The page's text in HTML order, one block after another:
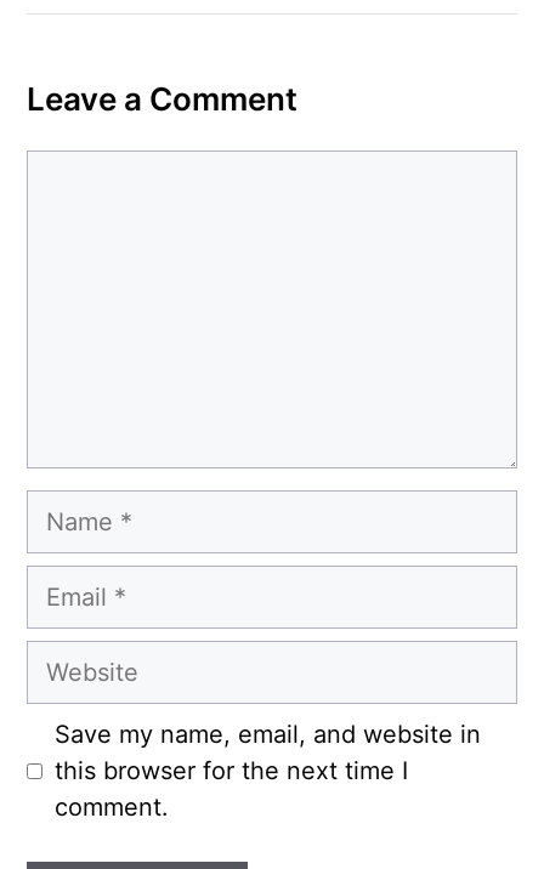
Leave a Comment
Name
Email
Website
Save my name, email, and website in
this browser for the next time I
comment.